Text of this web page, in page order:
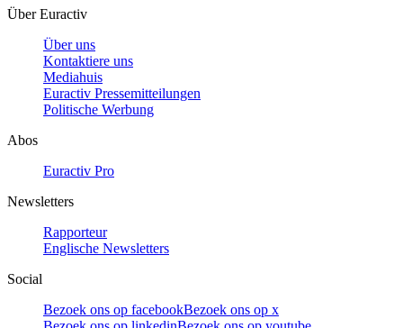
Über Euractiv
Über uns
Kontaktiere uns
Mediahuis
Euractiv Pressemitteilungen
Politische Werbung
Abos
Euractiv Pro
Newsletters
Rapporteur
Englische Newsletters
Social
Bezoek ons op facebookBezoek ons op x